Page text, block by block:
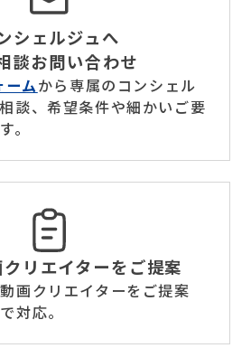
シェルジュへ
談お問い合わせ
ームから専属のコンシェル
談、希望条件や細かいご要
。
リエイターをご提案
画クリエイターをご提案
対応。